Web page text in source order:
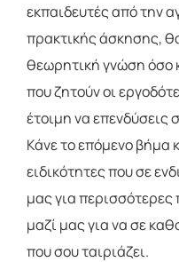
εκπαιδευτές από την
πρακτικής άσκησης,
θεωρητική γνώση όσο
που ζητούν οι
έτοιμη να επενδύσεις
Κάνε το επόμενο βήμα
ειδικότητες που σε
μας για
μαζί μας για να σε
που σου ταιριάζει.